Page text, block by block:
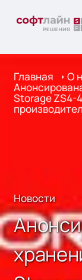
Главная О
Storage ZS4-
Новости